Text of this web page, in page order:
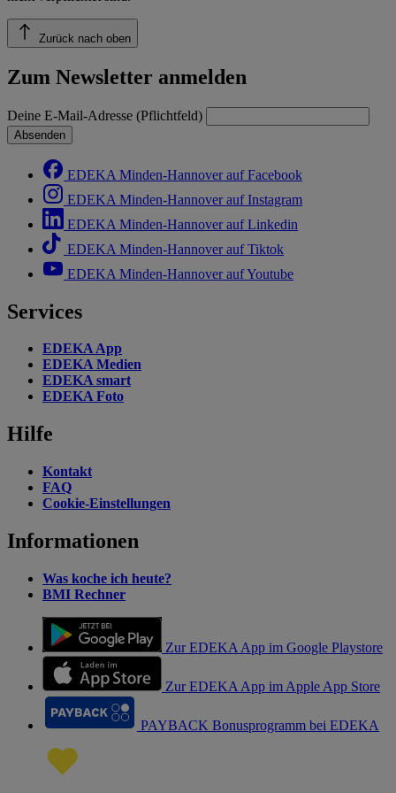
Zurück nach oben
Zum Newsletter anmelden
Deine E-Mail-Adresse (Pflichtfeld)
Absenden
EDEKA Minden-Hannover auf Facebook
EDEKA Minden-Hannover auf Instagram
EDEKA Minden-Hannover auf Linkedin
EDEKA Minden-Hannover auf Tiktok
EDEKA Minden-Hannover auf Youtube
Services
EDEKA App
EDEKA Medien
EDEKA smart
EDEKA Foto
Hilfe
Kontakt
FAQ
Cookie-Einstellungen
Informationen
Was koche ich heute?
BMI Rechner
Zur EDEKA App im Google Playstore
Zur EDEKA App im Apple App Store
PAYBACK Bonusprogramm bei EDEKA